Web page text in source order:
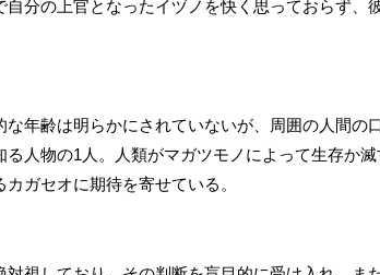
分の上官となったイヅノを快く思っておらず、
年齢は明らかにされていないが、周囲の人間の
人物の1人。人類がマガツモノによって生存か滅
ガセオに期待を寄せている。